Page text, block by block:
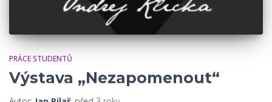
PRÁCE STUDENTŮ
Výstava „Nezapomenout“